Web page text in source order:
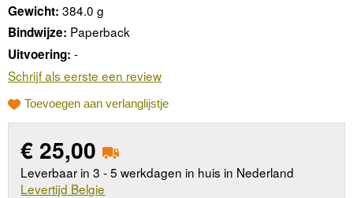
Gewicht: 384.0 g
Bindwijze: Paperback
Uitvoering: -
Schrijf als eerste een review
Toevoegen aan verlanglijstje
€ 25,00
Leverbaar in 3 - 5 werkdagen in huis in Nederland
Levertijd Belgie